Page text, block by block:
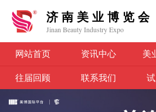
济南美业博览会
Jinan Beauty Industry Expo
网站首页 资讯中心 美
往届回顾 联系我们